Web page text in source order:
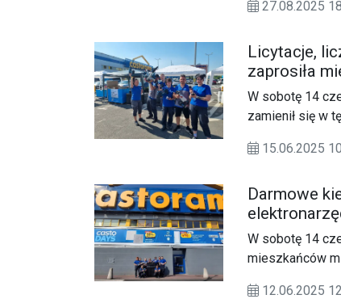
27.08.2025
Licytacje,
zaprosiła
W sobotę 14
zamienił się w
15.06.2025
Darmowe
piknik
W sobotę 14
mieszkańców
12.06.2025